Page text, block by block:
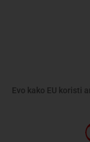
Evo kako EU koristi